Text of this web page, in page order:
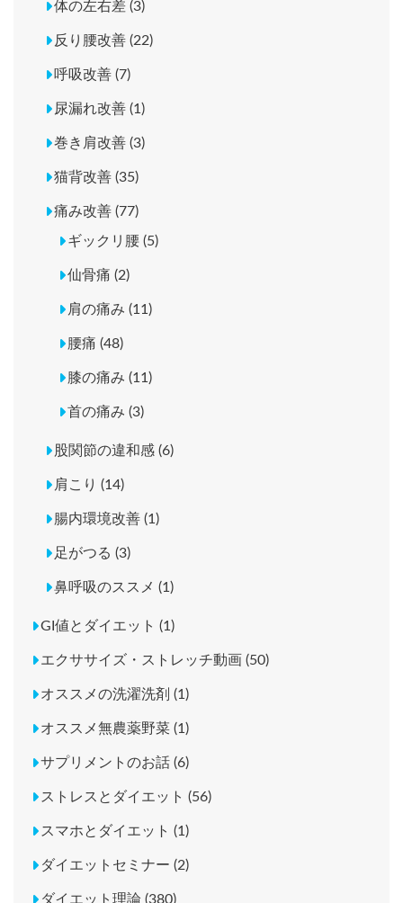
体の左右差 (3)
反り腰改善 (22)
呼吸改善 (7)
尿漏れ改善 (1)
巻き肩改善 (3)
猫背改善 (35)
痛み改善 (77)
ギックリ腰 (5)
仙骨痛 (2)
肩の痛み (11)
腰痛 (48)
膝の痛み (11)
首の痛み (3)
股関節の違和感 (6)
肩こり (14)
腸内環境改善 (1)
足がつる (3)
鼻呼吸のススメ (1)
GI値とダイエット (1)
エクササイズ・ストレッチ動画 (50)
オススメの洗濯洗剤 (1)
オススメ無農薬野菜 (1)
サプリメントのお話 (6)
ストレスとダイエット (56)
スマホとダイエット (1)
ダイエットセミナー (2)
ダイエット理論 (380)